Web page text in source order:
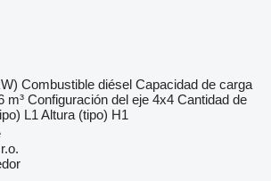
Combustible diésel Capacidad de carga
m³ Configuración del eje 4x4 Cantidad de
L1 Altura (tipo) H1